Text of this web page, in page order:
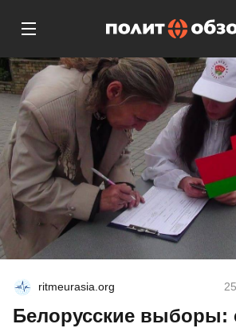
ritmeurasia.org
Белорусские выборы: